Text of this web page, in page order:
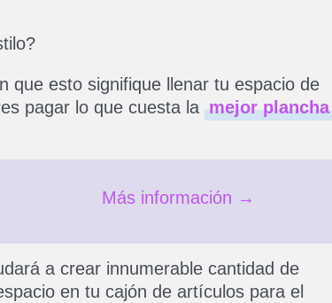
que esto signifique llenar tu espacio de
pagar lo que cuesta la mejor
Más información →
a crear innumerable cantidad de
en tu cajón de artículos para el